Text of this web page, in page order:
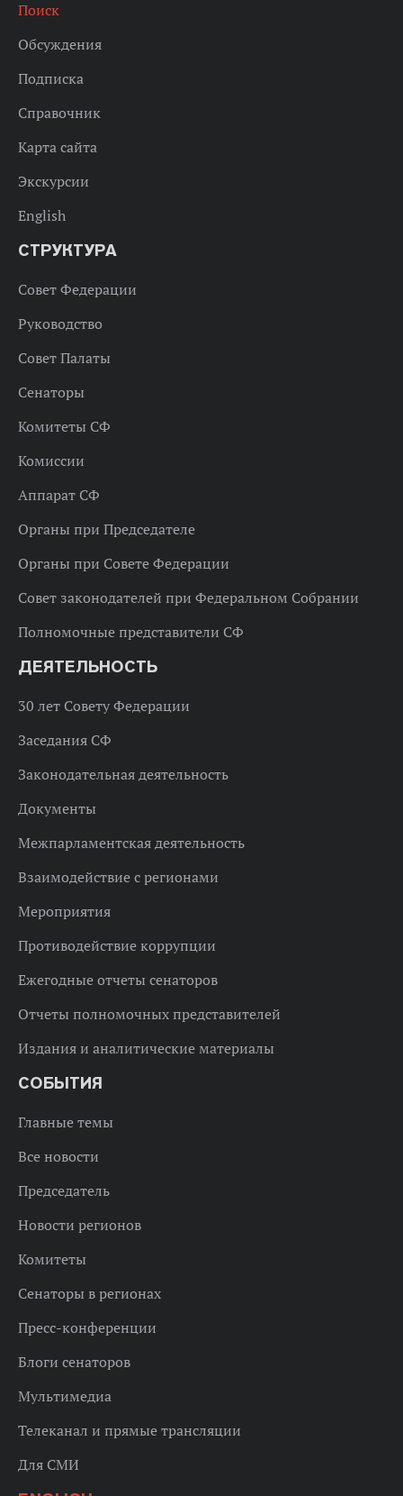
Поиск
Обсуждения
Подписка
Справочник
Карта сайта
Экскурсии
English
СТРУКТУРА
Совет Федерации
Руководство
Совет Палаты
Сенаторы
Комитеты СФ
Комиссии
Аппарат СФ
Органы при Председателе
Органы при Совете Федерации
Совет законодателей при Федеральном Собрании
Полномочные представители СФ
ДЕЯТЕЛЬНОСТЬ
30 лет Совету Федерации
Заседания СФ
Законодательная деятельность
Документы
Межпарламентская деятельность
Взаимодействие с регионами
Мероприятия
Противодействие коррупции
Ежегодные отчеты сенаторов
Отчеты полномочных представителей
Издания и аналитические материалы
СОБЫТИЯ
Главные темы
Все новости
Председатель
Новости регионов
Комитеты
Сенаторы в регионах
Пресс-конференции
Блоги сенаторов
Мультимедиа
Телеканал и прямые трансляции
Для СМИ